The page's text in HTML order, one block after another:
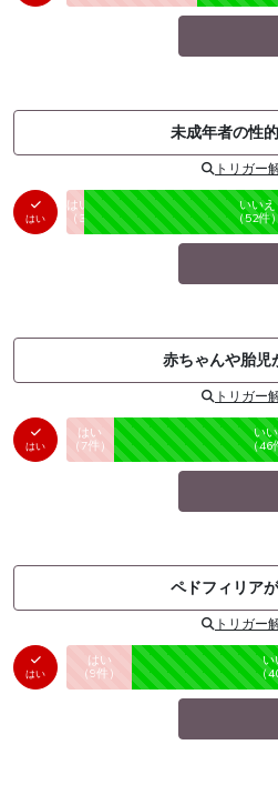
未成年者の性
トリガー
はい
はい
（ 3件）
未投票
いいえ
（52件
赤ちゃんや胎児
トリガー
はい
はい
（ 7件） 未投票
い
（46
ペドフィリア
トリガー
はい
はい
（9件） 未投票
い
（